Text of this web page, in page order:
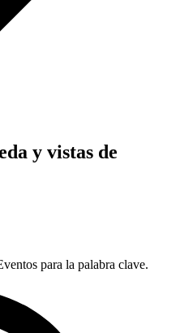
y vistas de
para la palabra clave.